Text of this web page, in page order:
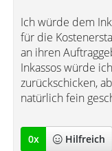
Ich würde dem
für die
an ihren
Inkassos würde
zurückschicken,
natürlich fein
0x Hilfreich